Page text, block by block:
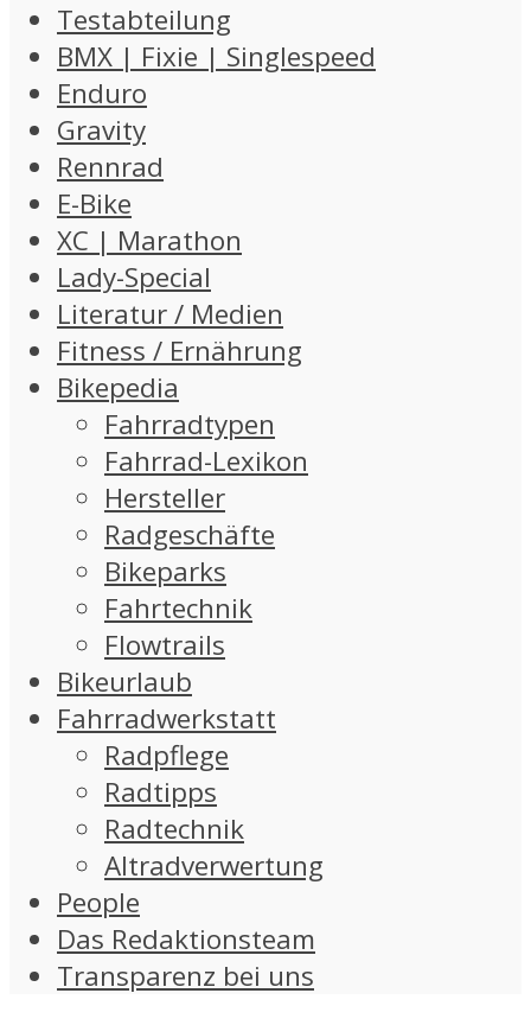
Testabteilung
BMX | Fixie | Singlespeed
Enduro
Gravity
Rennrad
E-Bike
XC | Marathon
Lady-Special
Literatur / Medien
Fitness / Ernährung
Bikepedia
Fahrradtypen
Fahrrad-Lexikon
Hersteller
Radgeschäfte
Bikeparks
Fahrtechnik
Flowtrails
Bikeurlaub
Fahrradwerkstatt
Radpflege
Radtipps
Radtechnik
Altradverwertung
People
Das Redaktionsteam
Transparenz bei uns